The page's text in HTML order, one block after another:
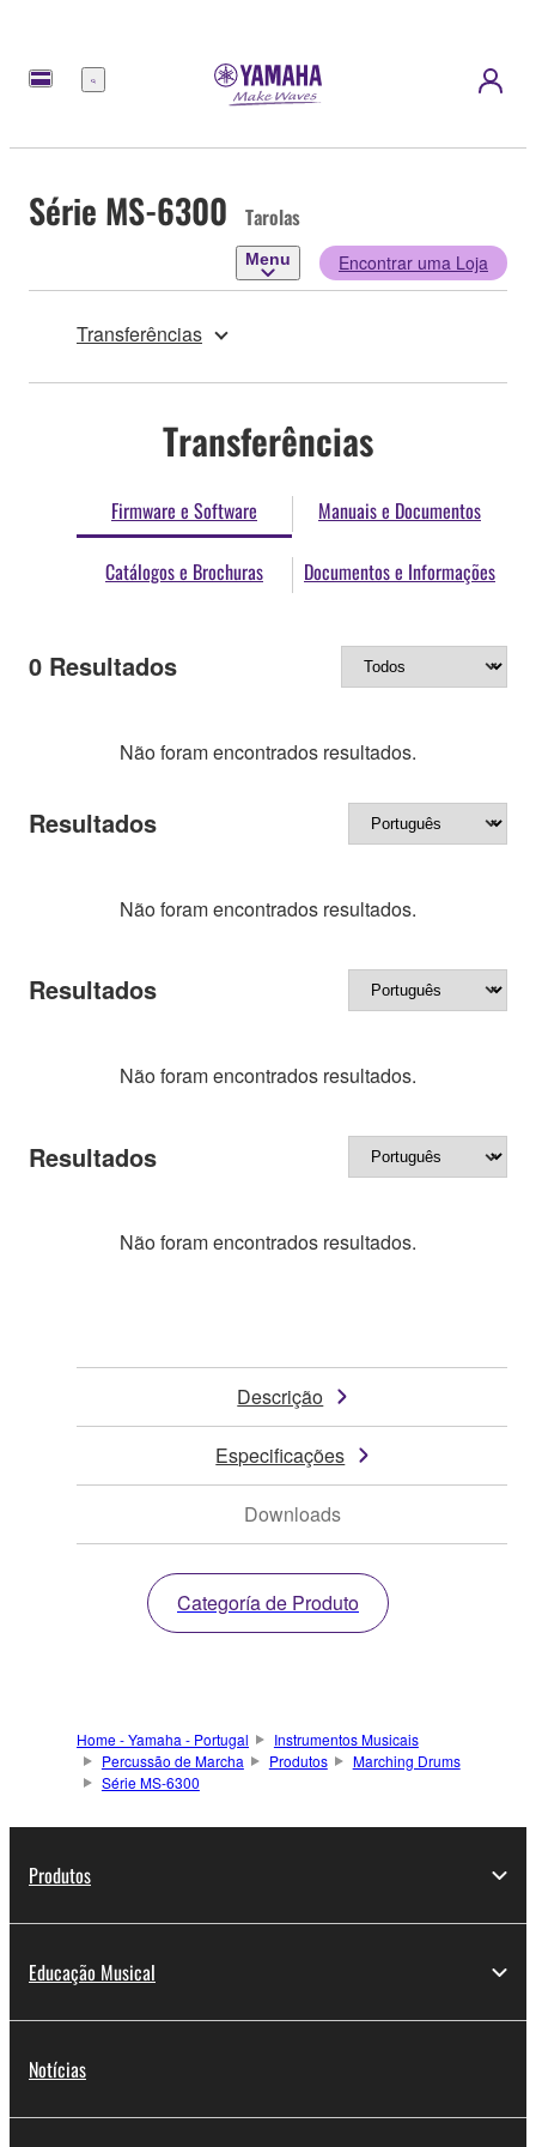
Menu
Série MS-6300 Tarolas
Menu Encontrar uma Loja
Transferências
Transferências
Firmware e Software Manuais e Documentos
Catálogos e Brochuras Documentos e Informações
0 Resultados
Não foram encontrados resultados.
Resultados
Não foram encontrados resultados.
Resultados
Não foram encontrados resultados.
Resultados
Não foram encontrados resultados.
Descrição
Especificações
Downloads
Categoría de Produto
Home - Yamaha - Portugal
Instrumentos Musicais
Percussão de Marcha
Produtos
Marching Drums
Série MS-6300
Produtos
Educação Musical
Notícias